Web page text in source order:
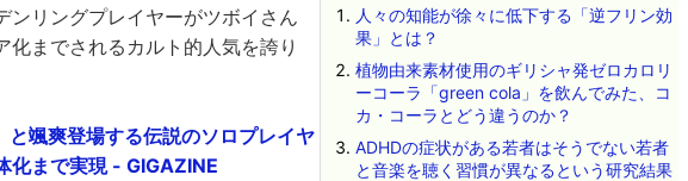
ンリングプレイヤーがツボイさん
までされるカルト的人気を誇り
颯爽登場する伝説のソロプレイヤ
化まで実現 - GIGAZINE
人々の知能が徐々に低下する「逆フリン効
果」とは？
植物由来素材使用のギリシャ発ゼロカロリ
ーコーラ「green cola」を飲んでみた、コ
カ・コーラとどう違うのか？
ADHDの症状がある若者はそうでない若者
と音楽を聴く習慣が異なるという研究結果